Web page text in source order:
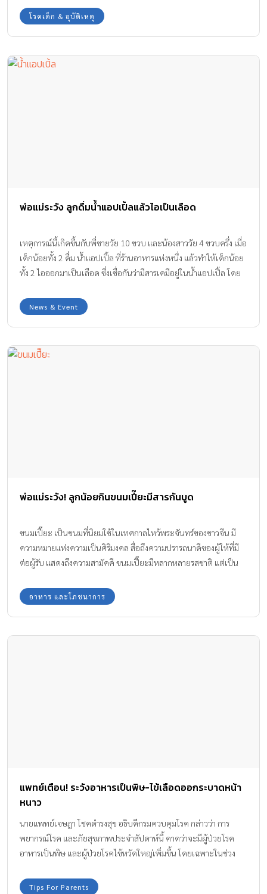
ทีมงาน Amarin Baby & Kids จะพาไปทำความรู้จักกับโรคอาหารเป็น
พิษกันค่ะ
โรคเด็ก & อุบัติเหตุ
พ่อแม่ระวัง ลูกดื่มน้ำแอปเปิ้ลแล้วไอเป็นเลือด
เหตุการณ์นี้เกิดขึ้นกับพี่ชายวัย 10 ขวบ และน้องสาววัย 4 ขวบครึ่ง เมื่อ
เด็กน้อยทั้ง 2 ดื่ม น้ำแอปเปิ้ล ที่ร้านอาหารแห่งหนึ่ง แล้วทำให้เด็กน้อย
ทั้ง 2 ไอออกมาเป็นเลือด ซึ่งเชื่อกันว่ามีสารเคมีอยู่ในน้ำแอปเปิ้ล โดย
News & Event
พ่อแม่ระวัง! ลูกน้อยกินขนมเปี๊ยะมีสารกันบูด
ขนมเปี๊ยะ เป็นขนมที่นิยมใช้ในเทศกาลไหว้พระจันทร์ของชาวจีน มี
ความหมายแห่งความเป็นศิริมงคล สื่อถึงความปรารถนาดีของผู้ให้ที่มี
ต่อผู้รับ แสดงถึงความสามัคคี ขนมเปี๊ยะมีหลากหลายรสชาติ แต่เป็น
ปลอดภัยกับลูก
อาหาร และโภชนาการ
แพทย์เตือน! ระวังอาหารเป็นพิษ-ไข้เลือดออกระบาดหน้า
หนาว
นายแพทย์เจษฎา โชคดำรงสุข อธิบดีกรมควบคุมโรค กล่าวว่า การ
พยากรณ์โรค และภัยสุขภาพประจำสัปดาห์นี้ คาดว่าจะมีผู้ป่วยโรค
อาหารเป็นพิษ และผู้ป่วยโรคไข้หวัดใหญ่เพิ่มขึ้น โดยเฉพาะในช่วง
ด้วยTips For Parents